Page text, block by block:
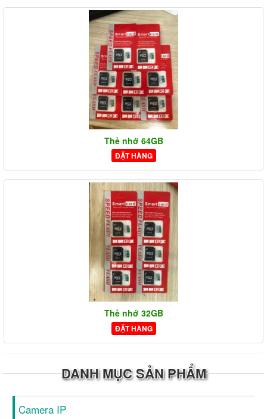
Thẻ nhớ 64GB
ĐẶT HÀNG
Thẻ nhớ 32GB
ĐẶT HÀNG
DANH MỤC SẢN PHẨM
Camera IP